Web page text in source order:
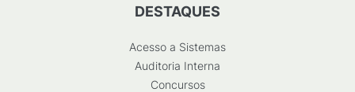
DESTAQUES
Acesso a Sistemas
Auditoria Interna
Concursos